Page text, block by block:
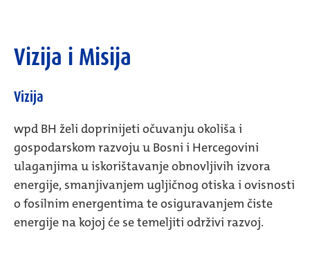
Vizija i Misija
Vizija
wpd BH želi doprinijeti očuvanju okoliša i
gospodarskom razvoju u Bosni i Hercegovini
ulaganjima u iskorištavanje obnovljivih izvora
energije, smanjivanjem ugljičnog otiska i ovisnosti
o fosilnim energentima te osiguravanjem čiste
energije na kojoj će se temeljiti održivi razvoj.